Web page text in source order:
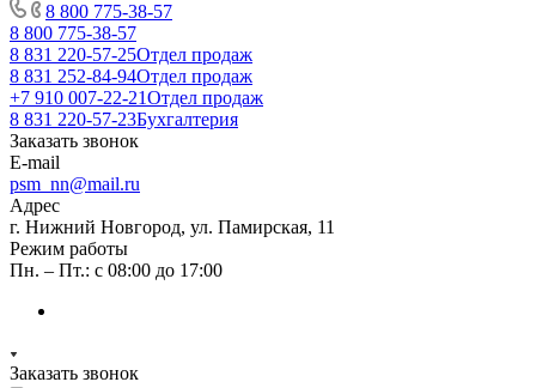
8 800 775-38-57
8 800 775-38-57
8 831 220-57-25Отдел продаж
8 831 252-84-94Отдел продаж
+7 910 007-22-21Отдел продаж
8 831 220-57-23Бухгалтерия
Заказать звонок
E-mail
psm_nn@mail.ru
Адрес
г. Нижний Новгород, ул. Памирская, 11
Режим работы
Пн. – Пт.: с 08:00 до 17:00
Заказать звонок